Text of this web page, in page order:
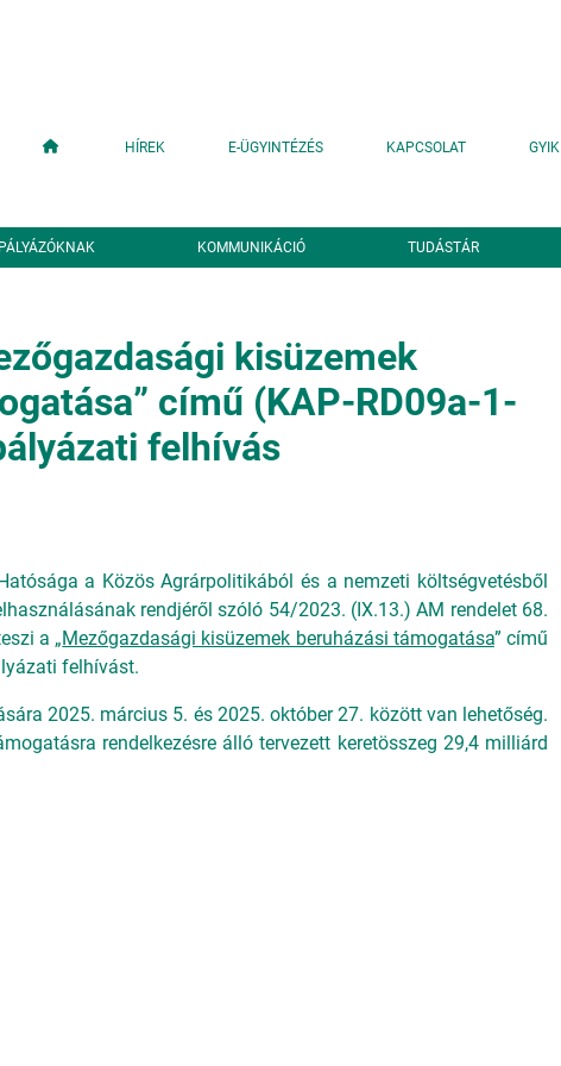
Fő navigáció
HÍREK E-ÜGYINTÉZÉS KAPCSOLAT GYIK
KOMMUNIKÁCIÓ TUDÁSTÁR
kisüzemek
című (KAP-RD09a-1-
felhívás
a Közös Agrárpolitikából és a nemzeti költségvetésből
rendjéről szóló 54/2023. (IX.13.) AM rendelet 68.
a „Mezőgazdasági kisüzemek beruházási támogatása” című
felhívást.
2025. március 5. és 2025. október 27. között van lehetőség.
rendelkezésre álló tervezett keretösszeg 29,4 milliárd